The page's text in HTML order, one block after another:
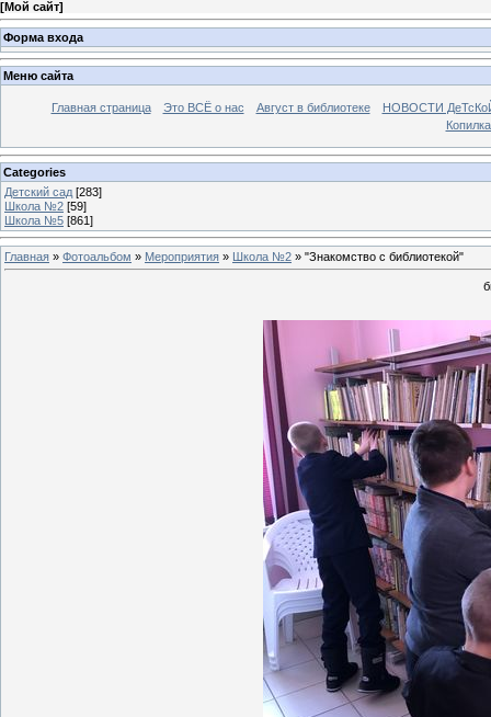
[Мой сайт]
Форма входа
Меню сайта
Главная страница Это ВСЁ о нас Август в библиотеке
НОВОСТИ
Categories
Детский сад [283]
Школа №2 [59]
Школа №5 [861]
Главная » Фотоальбом » Мероприятия » Школа №2 » "Знакомство с библиотекой"